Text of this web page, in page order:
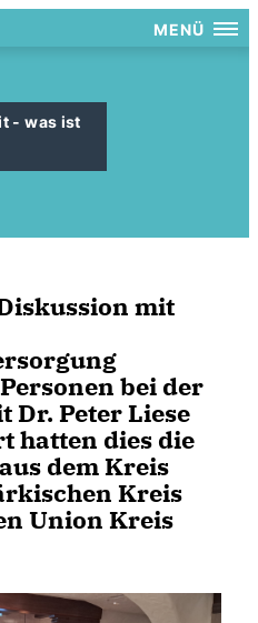
MENÜ
- was ist
mit
bei der
Dr. Peter Liese
hatten dies die
dem Kreis
Kreis
Union Kreis